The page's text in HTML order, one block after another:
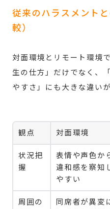
従来のハラスメント
較）
対面環境とリモート環境
生の仕方」だけでなく、
やすさ」にも大きな違い
観点 対面環境
状況把
握
表情や声色か
違和感を察知
やすい
周囲の
同席者が異変